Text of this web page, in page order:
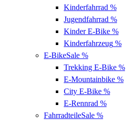
Kinderfahrrad %
Jugendfahrrad %
Kinder E-Bike %
Kinderfahrzeug %
E-BikeSale %
Trekking E-Bike %
E-Mountainbike %
City E-Bike %
E-Rennrad %
FahrradteileSale %